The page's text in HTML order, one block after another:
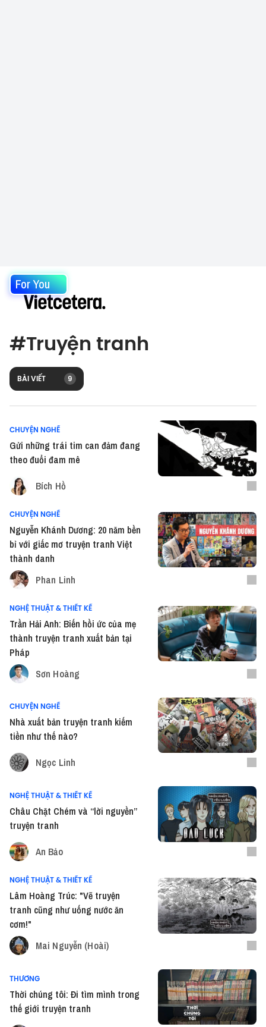
For You
#Truyện tranh
BÀI VIẾT 9
CHUYỆN NGHỀ
Gửi những trái tim can đảm đang
theo đuổi đam mê
Bích Hồ
CHUYỆN NGHỀ
Nguyễn Khánh Dương: 20 năm bền
bỉ với giấc mơ truyện tranh Việt
thành danh
Phan Linh
NGHỆ THUẬT & THIẾT KẾ
Trần Hải Anh: Biến hồi ức của mẹ
thành truyện tranh xuất bản tại
Pháp
Sơn Hoàng
CHUYỆN NGHỀ
Nhà xuất bản truyện tranh kiếm
tiền như thế nào?
Ngọc Linh
NGHỆ THUẬT & THIẾT KẾ
Châu Chặt Chém và “lời nguyền”
truyện tranh
An Bảo
NGHỆ THUẬT & THIẾT KẾ
Lâm Hoàng Trúc: "Vẽ truyện
tranh cũng như uống nước ăn
cơm!"
Mai Nguyễn (Hoài)
THƯƠNG
Thời chúng tôi: Đi tìm mình trong
thế giới truyện tranh